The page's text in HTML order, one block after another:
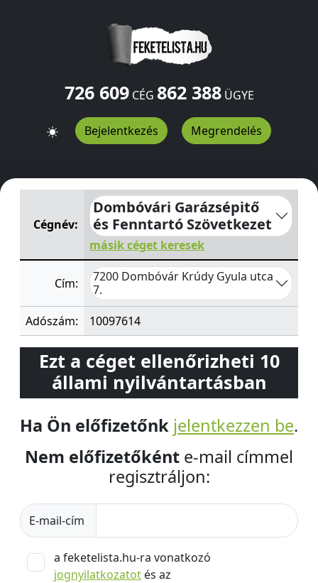
726 609CÉG 862 388ÜGYE
Bejelentkezés Megrendelés
Dombóvári Garázsépitő és Fenntartó Szövetkezet
Cégnév:
Dombóvári Garázsépitő
és Fenntartó Szövetkezet
másik céget keresek
Cím:
7200 Dombóvár Krúdy Gyula utca
7.
Adószám:
10097614
Ezt a céget ellenőrizheti 10
állami nyilvántartásban
Ha Ön előfizetőnk jelentkezzen be.
Nem előfizetőként e-mail címmel
regisztráljon:
E-mail-cím
a feketelista.hu-ra vonatkozó
jognyilatkozatot és az